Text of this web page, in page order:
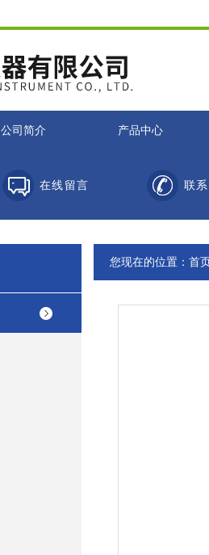
公司简介 产品中心
在线留言 联
您现在的位置： 首